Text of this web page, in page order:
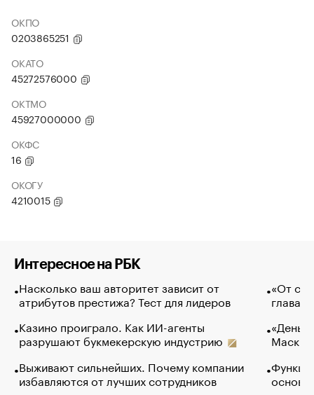
ОКПО
0203865251
ОКАТО
45272576000
ОКТМО
45927000000
ОКФС
16
ОКОГУ
4210015
Интересное на РБК
Насколько ваш авторитет зависит от
атрибутов престижа? Тест для лидеров
Казино проиграло. Как ИИ-агенты
разрушают букмекерскую индустрию
Выживают сильнейших. Почему компании
избавляются от лучших сотрудников
«От
глава
Маск в
основ